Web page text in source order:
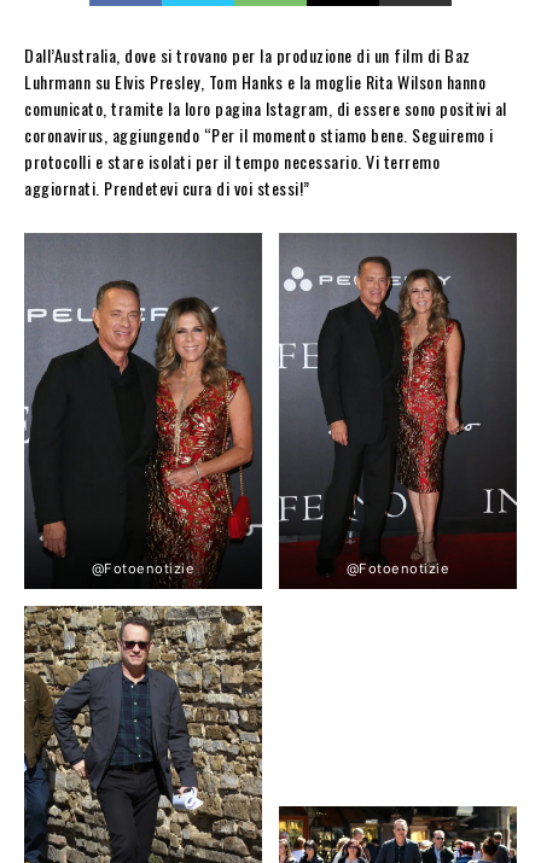
Dall’Australia, dove si trovano per la produzione di un film di Baz
Luhrmann su Elvis Presley, Tom Hanks e la moglie Rita Wilson hanno
comunicato, tramite la loro pagina Istagram, di essere sono positivi al
coronavirus, aggiungendo “Per il momento stiamo bene. Seguiremo i
protocolli e stare isolati per il tempo necessario. Vi terremo
aggiornati. Prendetevi cura di voi stessi!”
@Fotoenotizie @Fotoenotizie